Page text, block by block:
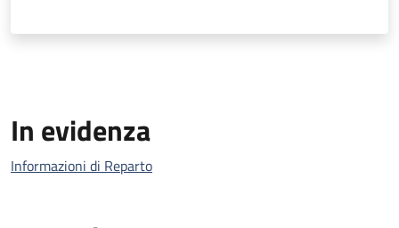
In evidenza
Informazioni di Reparto